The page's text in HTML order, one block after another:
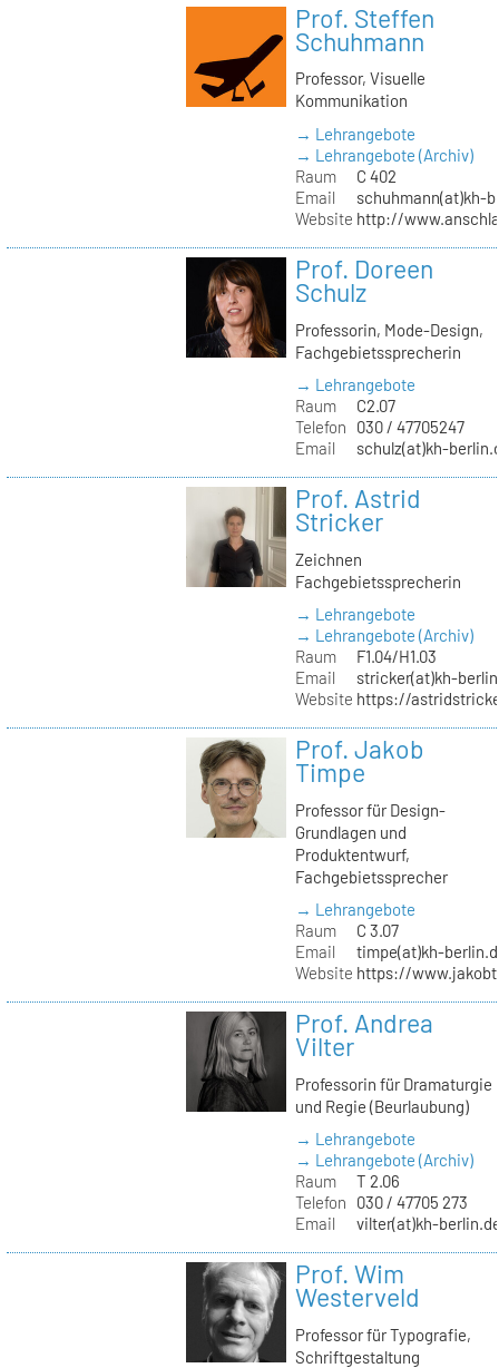
Prof. Steffen
Schuhmann
Professor, Visuelle
Kommunikation
→ Lehrangebote
→ Lehrangebote (Archiv)
Raum
C 402
Email
schuhmann(at)kh-
Website http://
Prof. Doreen
Schulz
Professorin, Mode-Design,
Fachgebietssprecherin
→ Lehrangebote
Raum
C2.07
Telefon
030 / 47705247
Email
schulz(at)kh-
Prof. Astrid
Stricker
Zeichnen
Fachgebietssprecherin
→ Lehrangebote
→ Lehrangebote (Archiv)
Raum
F1.04/H1.03
Email
stricker(at)kh-
Website https://
Prof. Jakob
Timpe
Professor für Design-
Grundlagen und
Produktentwurf,
Fachgebietssprecher
→ Lehrangebote
Raum
C 3.07
Email
timpe(at)kh-
Website https://
Prof. Andrea
Vilter
Professorin für Dramaturgie
und Regie (Beurlaubung)
→ Lehrangebote
→ Lehrangebote (Archiv)
Raum
T 2.06
Telefon
030 / 47705 273
Email
vilter(at)kh-
Prof. Wim
Westerveld
Professor für Typografie,
Schriftgestaltung